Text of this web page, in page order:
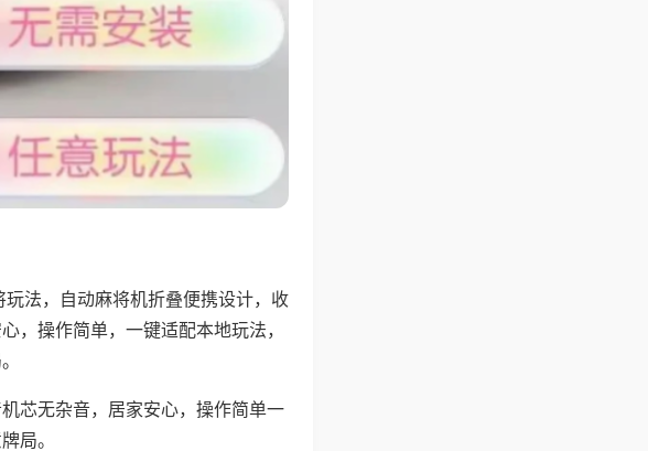
玩法，自动麻将机折叠便携设计，收
，操作简单，一键适配本地玩法，
芯无杂音，居家安心，操作简单一
局。